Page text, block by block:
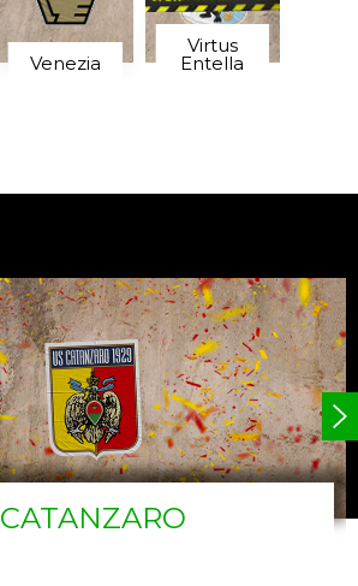
Venezia
Virtus
Entella
CATANZARO